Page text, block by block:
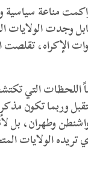
مناعة
وجدت
الإكراه، تقلصت
اللحظات التي
وربما تكون
وطهران،
تريده